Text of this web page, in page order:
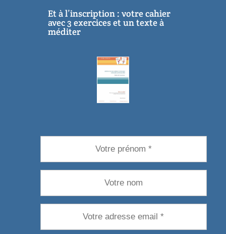
Et à l’inscription : votre cahier
avec 3 exercices et un texte à
méditer